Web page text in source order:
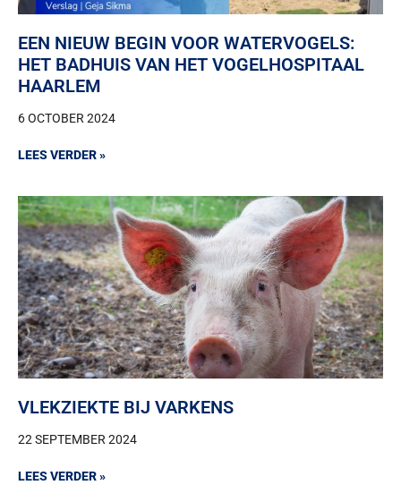
EEN NIEUW BEGIN VOOR WATERVOGELS:
HET BADHUIS VAN HET VOGELHOSPITAAL
HAARLEM
6 OCTOBER 2024
LEES VERDER »
VLEKZIEKTE BIJ VARKENS
22 SEPTEMBER 2024
LEES VERDER »